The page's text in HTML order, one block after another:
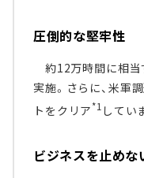
圧倒的な堅牢性
約12万時間に相当
実施。さらに、米軍
トをクリア*1 してい
ビジネスを止めな